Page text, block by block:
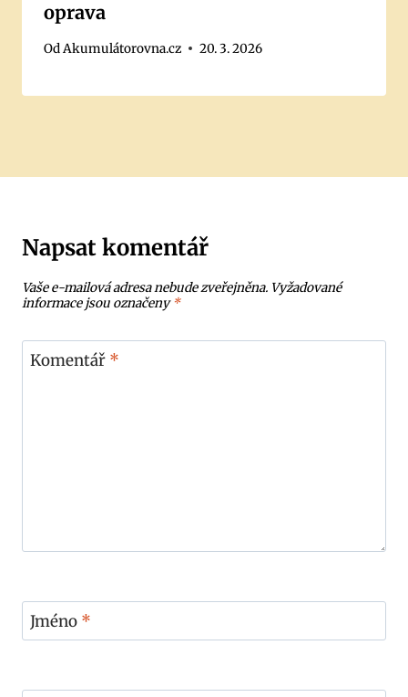
oprava
OdAkumulátorovna.cz 20. 3. 2026
Napsat komentář
Vaše e-mailová adresa nebude zveřejněna. Vyžadované
informace jsou označeny*
Komentář *
Jméno *